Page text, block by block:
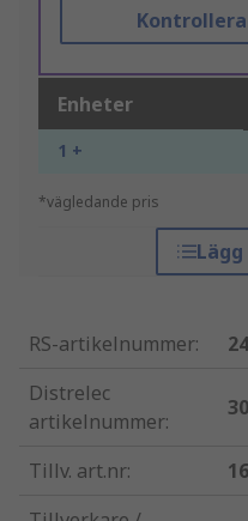
Enheter
1 +
*vägledande pris
RS-artikelnummer:
Distrelec
artikelnummer:
Tillv. art.nr: